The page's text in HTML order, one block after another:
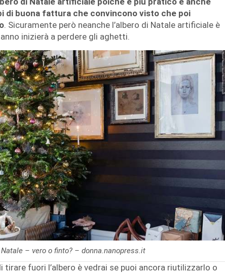
di buona fattura che convincono visto che poi
. Sicuramente però neanche l’albero di Natale artificiale è
inizierà a perdere gli aghetti.
– vero o finto? – donna.nanopress.it
tirare fuori l’albero è vedrai se puoi ancora riutilizzarlo o